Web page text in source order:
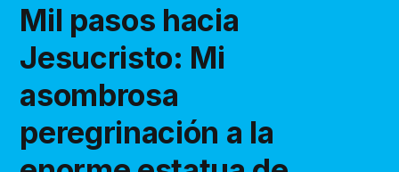
Mil pasos hacia
Jesucristo: Mi
asombrosa
peregrinación a la